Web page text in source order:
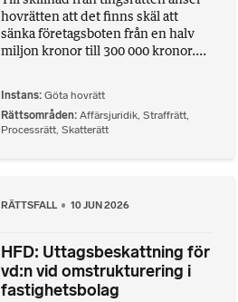
hovrätten att det finns skäl att
sänka företagsboten från en halv
miljon kronor till 300 000 kronor....
Instans Göta hovrätt
Rättsområden Affärsjuridik, Straffrätt,
Processrätt, Skatterätt
RÄTTSFALL 10 JUN 2026
HFD: Uttagsbeskattning för
vd:n vid omstrukturering i
fastighetsbolag